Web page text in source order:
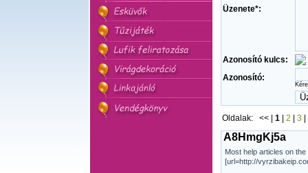
Üzenete*:
Azonosító kulcs:
Azonosító:
Oldalak: << 1 2 3
A8HmgKj5a
Most help articles on
[url=http://